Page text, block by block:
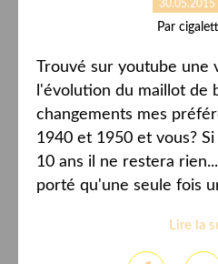
30.05.2015
Par
Trouvé sur youtube une
l'évolution du maillot de
changements mes
1940 et 1950 et vous?
10 ans il ne restera
porté qu'une seule fois
Lire la